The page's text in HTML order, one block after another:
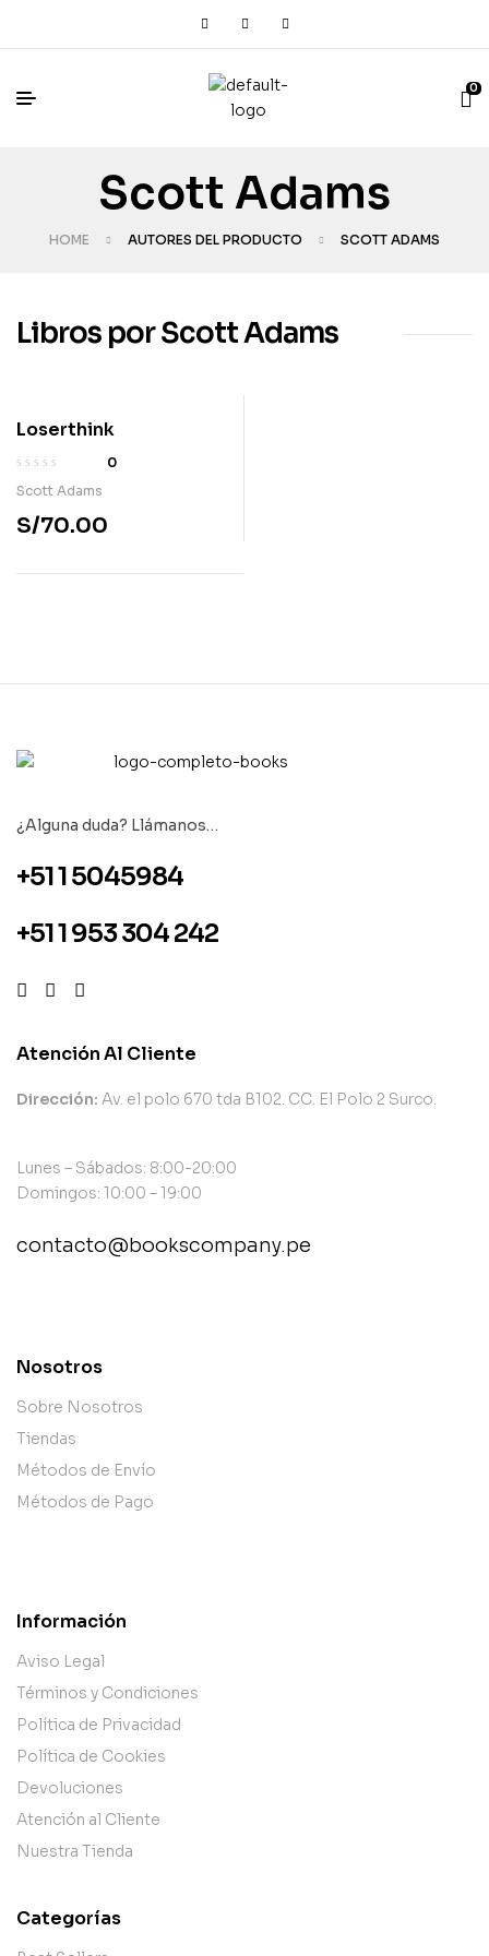
0
Scott Adams
HOME AUTORES DEL PRODUCTO SCOTT ADAMS
Libros por Scott Adams
Loserthink
0
Scott Adams
S/70.00
¿Alguna duda? Llámanos…
+51 1 5045984
+51 1 953 304 242
Atención Al Cliente
Dirección: Av. el polo 670 tda B102. CC. El Polo 2 Surco.
Lunes – Sábados: 8:00-20:00
Domingos: 10:00 – 19:00
contacto@bookscompany.pe
Nosotros
Sobre Nosotros
Tiendas
Métodos de Envío
Métodos de Pago
Información
Aviso Legal
Términos y Condiciones
Política de Privacidad
Política de Cookies
Devoluciones
Atención al Cliente
Nuestra Tienda
Categorías